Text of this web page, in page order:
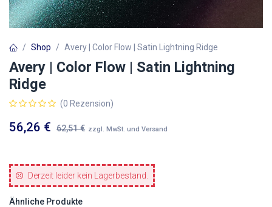
Shop Avery | Color Flow | Satin Lightning Ridge
Avery | Color Flow | Satin Lightning
Ridge
(0 Rezension)
56,26 € 62,51€ zzgl. MwSt. und Versand
Derzeit leider kein Lagerbestand.
Ähnliche Produkte